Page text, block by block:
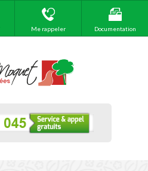
Me rappeler Documentation